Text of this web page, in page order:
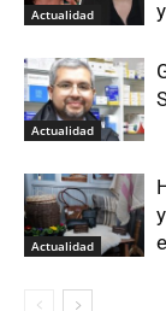
Actualidad
Actualidad
Actualidad